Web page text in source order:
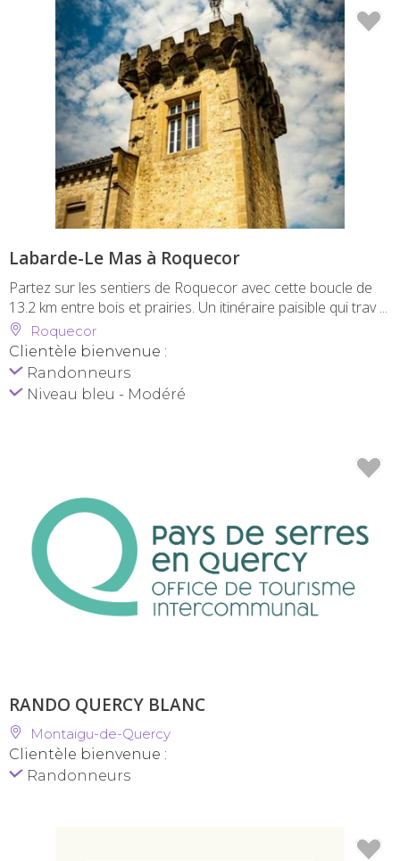
Labarde-Le Mas à Roquecor
Partez sur les sentiers de Roquecor avec cette boucle de
13.2 km entre bois et prairies. Un itinéraire paisible qui trav ...
Roquecor
Clientèle bienvenue :
Randonneurs
Niveau bleu - Modéré
RANDO QUERCY BLANC
Montaigu-de-Quercy
Clientèle bienvenue :
Randonneurs